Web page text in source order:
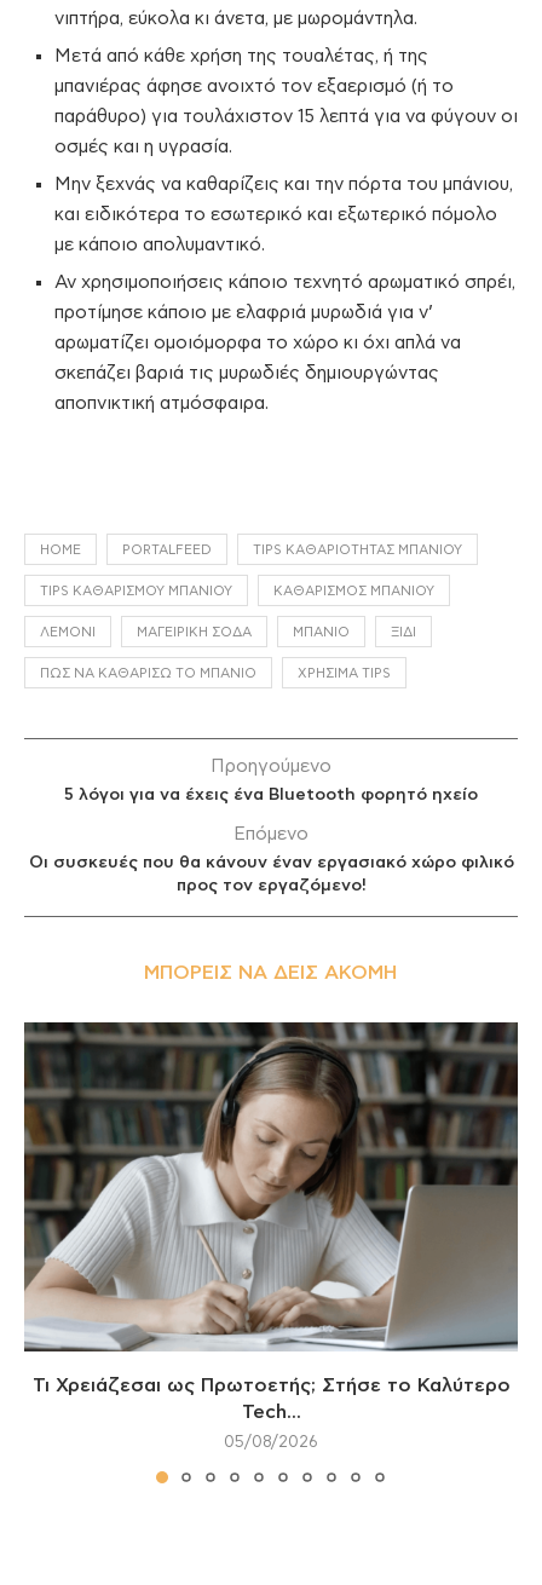
νιπτήρα, εύκολα κι άνετα, με μωρομάντηλα.
Μετά από κάθε χρήση της τουαλέτας, ή της
μπανιέρας άφησε ανοιχτό τον εξαερισμό (ή το
παράθυρο) για τουλάχιστον 15 λεπτά για να φύγουν οι
οσμές και η υγρασία.
Μην ξεχνάς να καθαρίζεις και την πόρτα του μπάνιου,
και ειδικότερα το εσωτερικό και εξωτερικό πόμολο
με κάποιο απολυμαντικό.
Αν χρησιμοποιήσεις κάποιο τεχνητό αρωματικό σπρέι,
προτίμησε κάποιο με ελαφριά μυρωδιά για ν’
αρωματίζει ομοιόμορφα το χώρο κι όχι απλά να
σκεπάζει βαριά τις μυρωδιές δημιουργώντας
αποπνικτική ατμόσφαιρα.
HOME PORTALFEED TIPS ΚΑΘΑΡΙΌΤΗΤΑΣ ΜΠΆΝΙΟΥ
TIPS ΚΑΘΑΡΙΣΜΟΎ ΜΠΆΝΙΟΥ ΚΑΘΑΡΙΣΜΌΣ ΜΠΆΝΙΟΥ
ΛΕΜΌΝΙ ΜΑΓΕΙΡΙΚΉ ΣΌΔΑ ΜΠΆΝΙΟ ΞΊΔΙ
ΠΏΣ ΝΑ ΚΑΘΑΡΊΣΩ ΤΟ ΜΠΆΝΙΟ ΧΡΉΣΙΜΑ TIPS
Προηγούμενο
5 λόγοι για να έχεις ένα Bluetooth φορητό ηχείο
Επόμενο
Οι συσκευές που θα κάνουν έναν εργασιακό χώρο φιλικό
προς τον εργαζόμενο!
ΜΠΟΡΕΊΣ ΝΑ ΔΕΙΣ ΑΚΌΜΗ
Τι Χρειάζεσαι ως Πρωτοετής; Στήσε το Καλύτερο
Tech...
05/08/2026